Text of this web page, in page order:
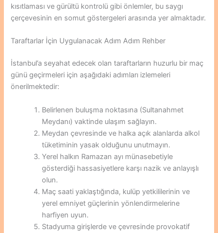
kısıtlaması ve gürültü kontrolü gibi önlemler, bu saygı
çerçevesinin en somut göstergeleri arasında yer almaktadır.
Taraftarlar İçin Uygulanacak Adım Adım Rehber
İstanbul’a seyahat edecek olan taraftarların huzurlu bir maç
günü geçirmeleri için aşağıdaki adımları izlemeleri
önerilmektedir:
Belirlenen buluşma noktasına (Sultanahmet
Meydanı) vaktinde ulaşım sağlayın.
Meydan çevresinde ve halka açık alanlarda alkol
tüketiminin yasak olduğunu unutmayın.
Yerel halkın Ramazan ayı münasebetiyle
gösterdiği hassasiyetlere karşı nazik ve anlayışlı
olun.
Maç saati yaklaştığında, kulüp yetkililerinin ve
yerel emniyet güçlerinin yönlendirmelerine
harfiyen uyun.
Stadyuma girişlerde ve çevresinde provokatif